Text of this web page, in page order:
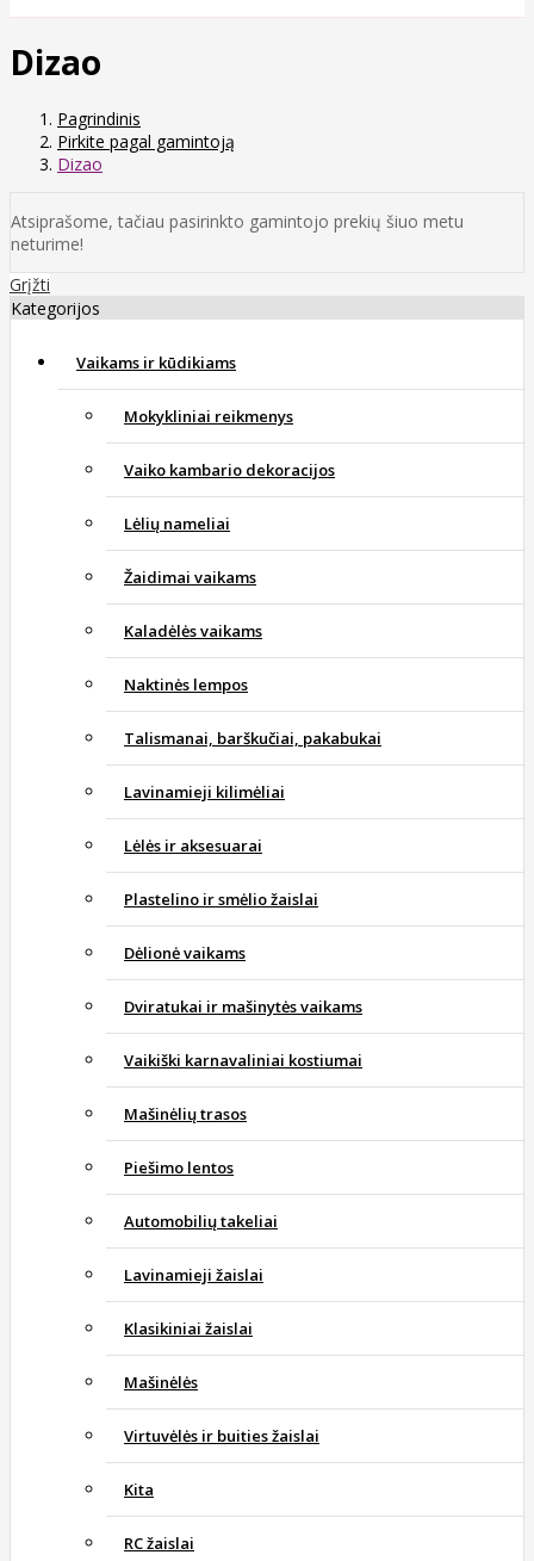
Dizao
Pagrindinis
Pirkite pagal gamintoją
Dizao
Atsiprašome, tačiau pasirinkto gamintojo prekių šiuo metu
neturime!
Grįžti
Kategorijos
Vaikams ir kūdikiams
Mokykliniai reikmenys
Vaiko kambario dekoracijos
Lėlių nameliai
Žaidimai vaikams
Kaladėlės vaikams
Naktinės lempos
Talismanai, barškučiai, pakabukai
Lavinamieji kilimėliai
Lėlės ir aksesuarai
Plastelino ir smėlio žaislai
Dėlionė vaikams
Dviratukai ir mašinytės vaikams
Vaikiški karnavaliniai kostiumai
Mašinėlių trasos
Piešimo lentos
Automobilių takeliai
Lavinamieji žaislai
Klasikiniai žaislai
Mašinėlės
Virtuvėlės ir buities žaislai
Kita
RC žaislai